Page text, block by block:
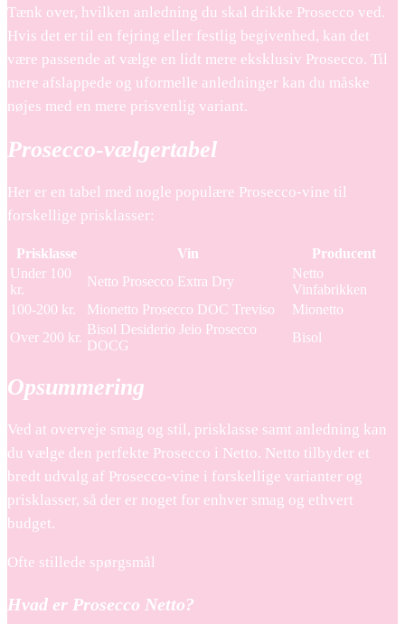
Tænk over, hvilken anledning du skal drikke Prosecco ved.
Hvis det er til en fejring eller festlig begivenhed, kan det
være passende at vælge en lidt mere eksklusiv Prosecco. Til
mere afslappede og uformelle anledninger kan du måske
nøjes med en mere prisvenlig variant.
Prosecco-vælgertabel
Her er en tabel med nogle populære Prosecco-vine til
forskellige prisklasser:
Prisklasse Vin
Producent
Under 100
kr.
Netto Prosecco Extra Dry
Netto
Vinfabrikken
100-200 kr.
Mionetto Prosecco DOC Treviso
Mionetto
Over 200 kr.
Bisol Desiderio Jeio Prosecco
DOCG
Bisol
Opsummering
Ved at overveje smag og stil, prisklasse samt anledning kan
du vælge den perfekte Prosecco i Netto. Netto tilbyder et
bredt udvalg af Prosecco-vine i forskellige varianter og
prisklasser, så der er noget for enhver smag og ethvert
budget.
Ofte stillede spørgsmål
Hvad er Prosecco Netto?